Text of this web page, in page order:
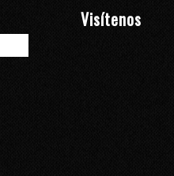
Visítenos